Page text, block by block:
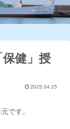
健」授
2025.04.25
です。